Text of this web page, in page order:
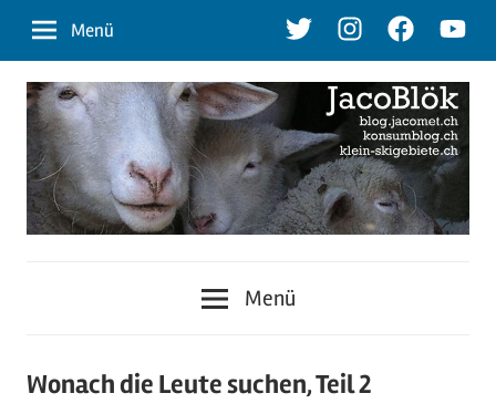
Inhalt
TwitterInstagramFacebook
Menü
der
klein-
Menü
Wonach die Leute suchen, Teil 2